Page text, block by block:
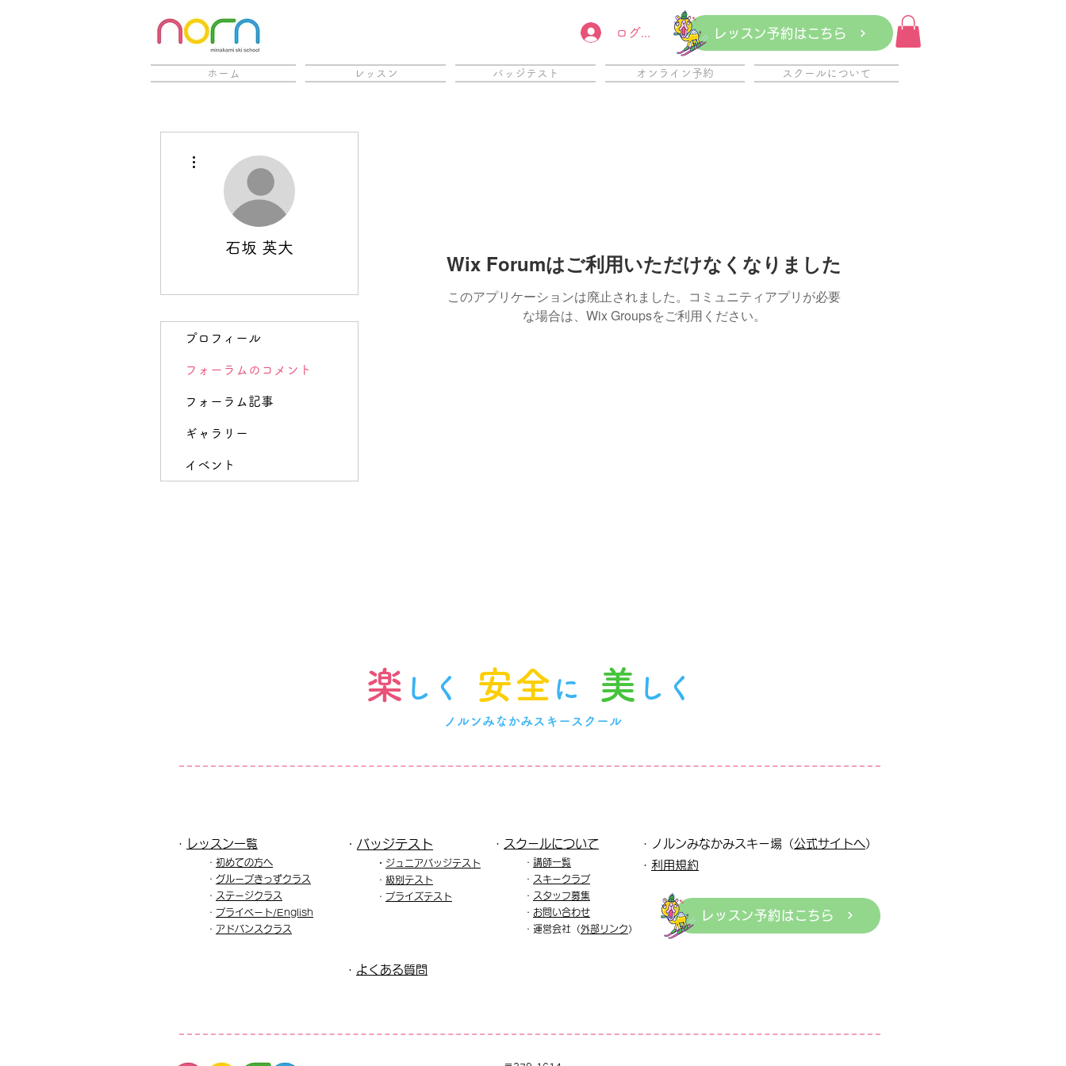
ログイン レッスン予約はこちら
ホーム レッスン バッジテスト オンライン予約 スクールについて
Wix Forumはご利用いただけなくなりました
このアプリケーションは廃止されました。コミュニティアプリが必要
な場合は、Wix Groupsをご利用ください。
石坂 英大
プロフィール
フォーラムのコメント
フォーラム記事
ギャラリー
イベント
楽 しく 安全 に 美 しく
ノルンみなかみスキースクール
レッスン予約はこちら
・ レッスン一覧​
・ 初めての方へ
・ グループきっずクラス
・ ステージクラス
・ プライベート/English
​・ アドバンスクラス
・ バッジテスト
・ ジュニアバッジテスト
・ 級別テスト
・ プライズテスト
・ スクールについて
・ 講師一覧
​・ スキークラブ
・ スタッフ募集
・ お問い合わせ
・運営会社（外部リンク）
・ノルンみなかみスキー場（公式サイトへ）
​・ 利用規約
・ よくある質問